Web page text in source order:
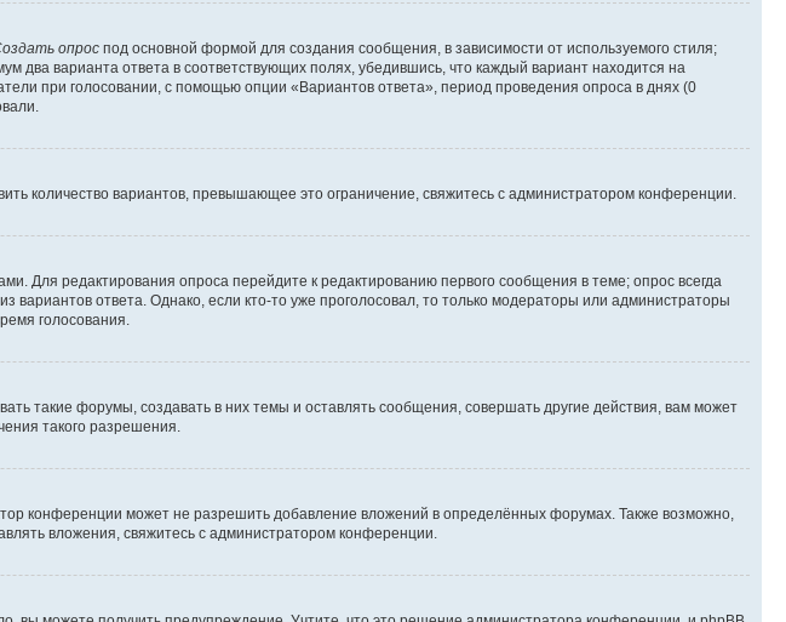
опрос под основной формой для создания сообщения, в зависимости от используемого стиля;
два варианта ответа в соответствующих полях, убедившись, что каждый вариант находится на
при голосовании, с помощью опции «Вариантов ответа», период проведения опроса в днях (0
количество вариантов, превышающее это ограничение, свяжитесь с администратором конференции.
Для редактирования опроса перейдите к редактированию первого сообщения в теме; опрос всегда
вариантов ответа. Однако, если кто-то уже проголосовал, то только модераторы или администраторы
голосования.
такие форумы, создавать в них темы и оставлять сообщения, совершать другие действия, вам может
такого разрешения.
конференции может не разрешить добавление вложений в определённых форумах. Также возможно,
вложения, свяжитесь с администратором конференции.